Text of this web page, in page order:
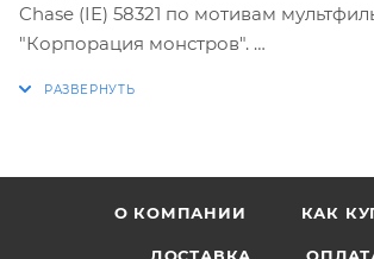
Chase (IE) 58321 по мотивам
"Корпорация монстров".
* Упакована в стилизованную
банку из-под содовой, в комплекте
О КОМПАНИИ КАК